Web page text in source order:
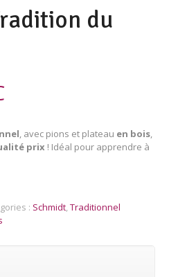
du
, avec pions et plateau en bois
prix ! Idéal pour apprendre à
: Schmidt Traditionnel